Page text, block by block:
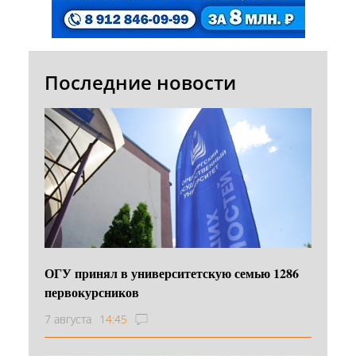
Последние новости
ОГУ принял в университетскую семью 1286
первокурсников
7 августа 14:45